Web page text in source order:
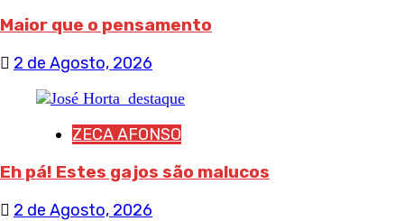
Maior que o pensamento
2 de Agosto, 2026
ZECA AFONSO
Eh pá! Estes gajos são malucos
2 de Agosto, 2026